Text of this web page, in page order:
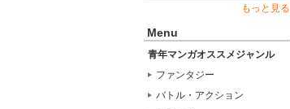
もっと見る
Menu
青年マンガオススメジャンル
ファンタジー
バトル・アクション